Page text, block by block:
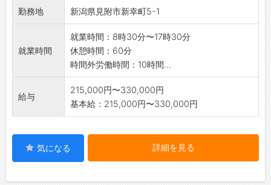
勤務地 新潟県見附市新幸町5-1
就業時間
就業時間：8時30分〜17時30分
休憩時間：60分
時間外労働時間：10時間...
給与
215,000円〜330,000円
基本給：215,000円〜330,000円
気になる 詳細を見る